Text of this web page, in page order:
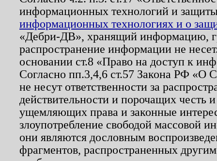
информационных технологий и
информационных технологиях и о
«Дебри-ДВ», хранящий информацию,
распространение информации не
основании ст.8 «Право на доступ к
Согласно пп.3,4,6 ст.57 Закона РФ «О
не несут ответственности за
действительности и порочащих честь
ущемляющих права и законные
злоупотребление свободой массовой
они являются дословным
фрагментов, распространенных